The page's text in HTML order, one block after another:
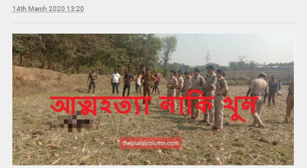
14th March 2020 13:20